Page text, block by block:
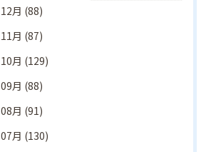
12月 (88)
11月 (87)
10月 (129)
09月 (88)
08月 (91)
07月 (130)